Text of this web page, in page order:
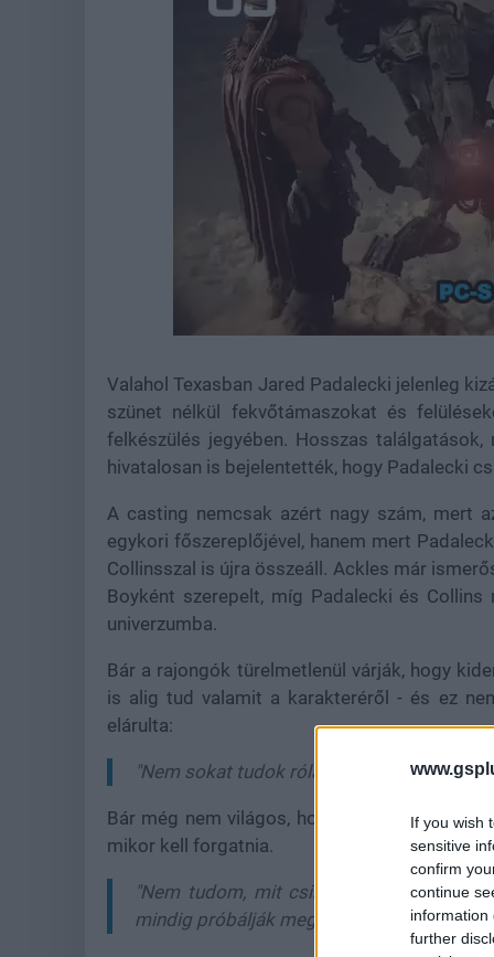
If you wish
sensitive
confirm
continue
information
further
44.62%
Valahol Texasban Jared Padalecki jelenleg
szünet nélkül fekvőtámaszokat és
felkészülés jegyében. Hosszas
hivatalosan is bejelentették, hogy Padalecki
A casting nemcsak azért nagy szám, mert
egykori főszereplőjével, hanem mert
Collinsszal is újra összeáll. Ackles már
Boyként szerepelt, míg Padalecki és
univerzumba.
Bár a rajongók türelmetlenül várják, hogy
is alig tud valamit a karakteréről - és ez
elárulta:
"Nem sokat tudok róla, ami rohadtul
Bár még nem világos, hogyan illeszkedik
mikor kell forgatnia.
"Nem tudom, mit csinálunk. Nem
mindig próbálják megírni és összerakni,